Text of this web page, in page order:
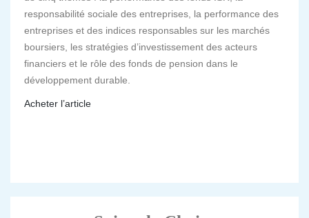
responsabilité sociale des entreprises, la performance des
entreprises et des indices responsables sur les marchés
boursiers, les stratégies d’investissement des acteurs
financiers et le rôle des fonds de pension dans le
développement durable.
Acheter l’article